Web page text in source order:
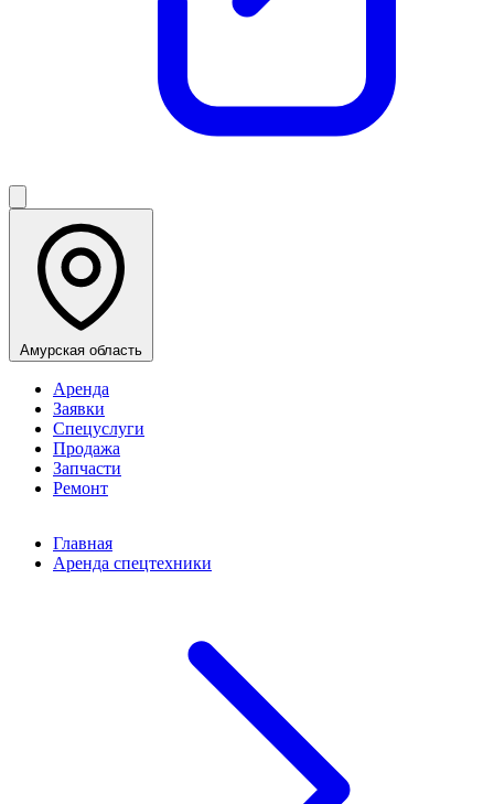
Амурская область
Аренда
Заявки
Спецуслуги
Продажа
Запчасти
Ремонт
Главная
Аренда спецтехники